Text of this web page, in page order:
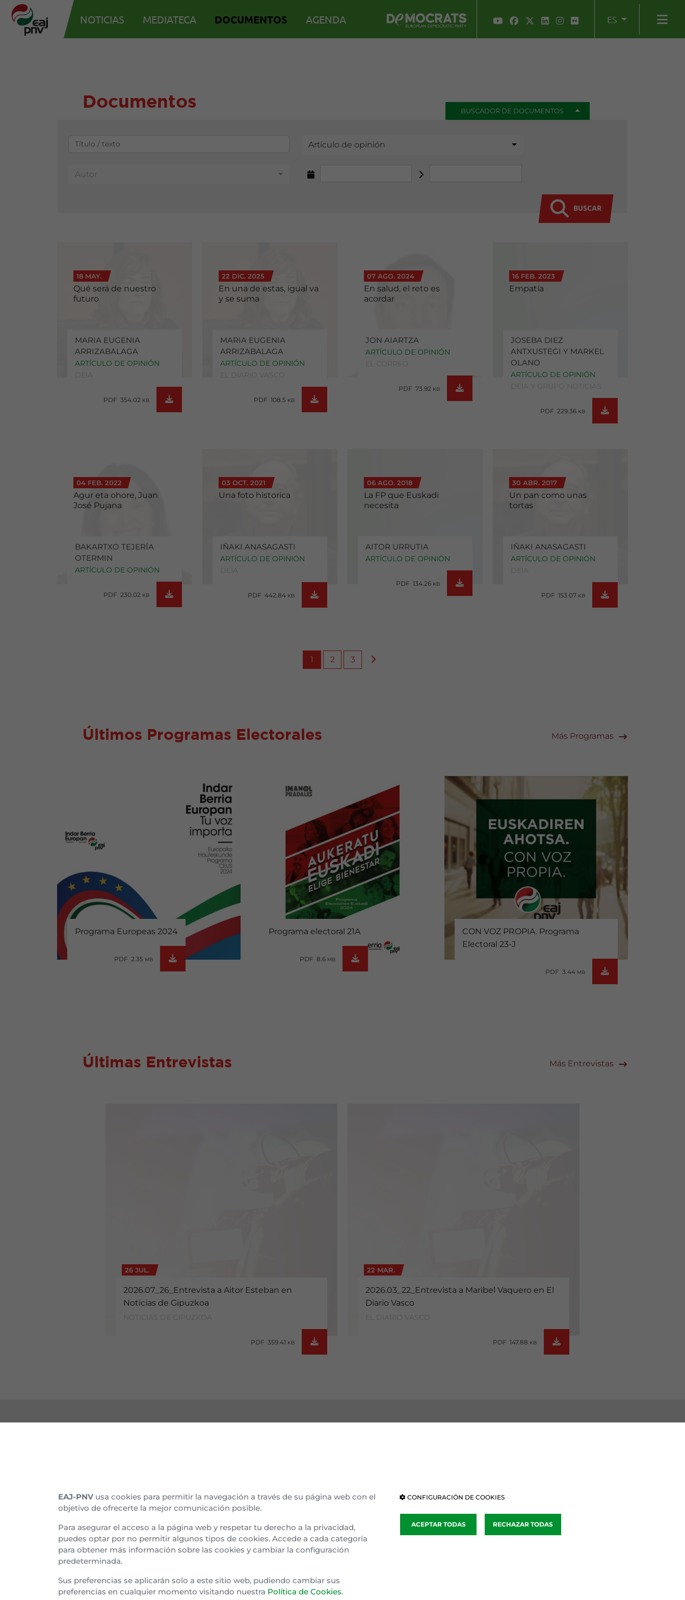
NOTICIAS MEDIATECA DOCUMENTOS AGENDA ES
Documentos BUSCADOR DE DOCUMENTOS
Artículo de opinión
Autor
BUSCAR
18 MAY.
Qué será de nuestro
futuro
MARIA EUGENIA
ARRIZABALAGA
ARTÍCULO DE OPINIÓN
PDF 354.02 KB
22 DIC. 2025
En una de estas, igual va
y se suma
MARIA EUGENIA
ARRIZABALAGA
ARTÍCULO DE OPINIÓN
PDF 108.5 KB
07 AGO. 2024
En salud, el reto es
acordar
JON AIARTZA
ARTÍCULO DE OPINIÓN
PDF 73.92 KB
16 FEB. 2023
Empatía
JOSEBA DIEZ
ANTXUSTEGI Y MARKEL
OLANO
ARTÍCULO DE OPINIÓN
PDF 229.36 KB
04 FEB. 2022
Agur eta ohore, Juan
José Pujana
BAKARTXO TEJERÍA
OTERMIN
ARTÍCULO DE OPINIÓN
PDF 230.02 KB
03 OCT. 2021
Una foto historica
IÑAKI ANASAGASTI
ARTÍCULO DE OPINIÓN
PDF 442.84 KB
06 AGO. 2018
La FP que Euskadi
necesita
AITOR URRUTIA
ARTÍCULO DE OPINIÓN
PDF 134.26 KB
30 ABR. 2017
Un pan como unas
tortas
IÑAKI ANASAGASTI
ARTÍCULO DE OPINIÓN
PDF 153.07 KB
1 2 3
Últimos Programas Electorales Más Programas
Programa Europeas 2024
PDF 2.35 MB
Programa electoral 21A
PDF 8.6 MB
CON VOZ PROPIA. Programa
Electoral 23-J
PDF 3.44 MB
Últimas Entrevistas Más Entrevistas
26 JUL.
2026.07_26_Entrevista a Aitor Esteban en
Noticias de Gipuzkoa
PDF 359.41 KB
22 MAR.
2026.03_22_Entrevista a Maribel Vaquero en El
Diario Vasco
PDF 147.88 KB
Nuestras sedes
Afíliate
Suscríbete al boletín
Organización interna
Historia e ideología
Asamblea general
Transparencia
Euzko Gaztedi
Parlamento Vasco
Parlamento de Navarra
Congreso
Araba Buru Batzar
Bizkai Buru Batzar
Gipuzko Buru Batzar
EAJ-PNV usa cookies para permitir la navegación a través de su página web con el
objetivo de ofrecerte la mejor comunicación posible.
Para asegurar el acceso a la página web y respetar tu derecho a la privacidad,
puedes optar por no permitir algunos tipos de cookies. Accede a cada categoría
para obtener más información sobre las cookies y cambiar la configuración
predeterminada.
Sus preferencias se aplicarán solo a este sitio web, pudiendo cambiar sus
preferencias en cualquier momento visitando nuestra Política de Cookies.
CONFIGURACIÓN DE COOKIES
ACEPTAR TODAS RECHAZAR TODAS